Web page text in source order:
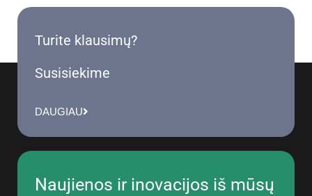
Turite klausimų?
Susisiekime
DAUGIAU
Naujienos ir inovacijos iš mūsų